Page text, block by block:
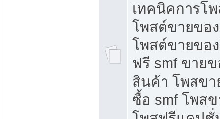
เทคนิคการโ
โพสต์ขายขอ
โพสต์ขายขอ
ฟรี smf ขาย
สินค้า โพสขา
ซื้อ smf โพส